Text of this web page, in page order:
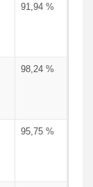
91,94 %
98,24 %
95,75 %